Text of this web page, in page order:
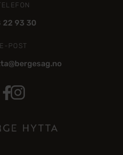
22 93 30
E-POST
Bergehytta Facebook
Berge Hytta Instagram